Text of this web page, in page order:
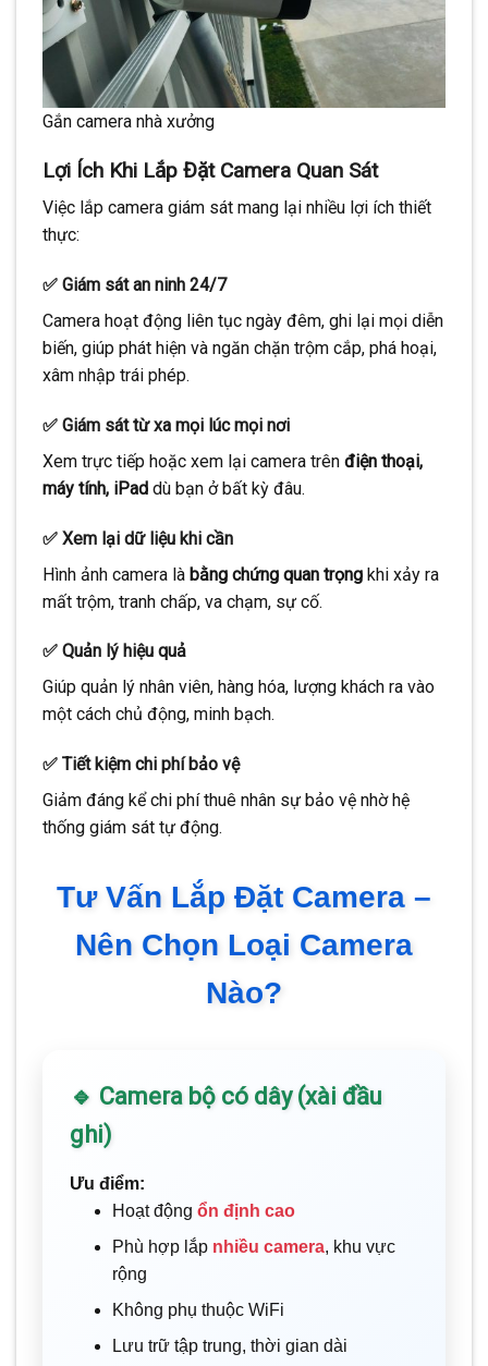
Gắn camera nhà xưởng
Lợi Ích Khi Lắp Đặt Camera Quan Sát
Việc lắp camera giám sát mang lại nhiều lợi ích thiết
thực:
✅ Giám sát an ninh 24/7
Camera hoạt động liên tục ngày đêm, ghi lại mọi diễn
biến, giúp phát hiện và ngăn chặn trộm cắp, phá hoại,
xâm nhập trái phép.
✅ Giám sát từ xa mọi lúc mọi nơi
Xem trực tiếp hoặc xem lại camera trên điện thoại,
máy tính, iPad dù bạn ở bất kỳ đâu.
✅ Xem lại dữ liệu khi cần
Hình ảnh camera là bằng chứng quan trọng khi xảy ra
mất trộm, tranh chấp, va chạm, sự cố.
✅ Quản lý hiệu quả
Giúp quản lý nhân viên, hàng hóa, lượng khách ra vào
một cách chủ động, minh bạch.
✅ Tiết kiệm chi phí bảo vệ
Giảm đáng kể chi phí thuê nhân sự bảo vệ nhờ hệ
thống giám sát tự động.
Tư Vấn Lắp Đặt Camera –
Nên Chọn Loại Camera
Nào?
🔹 Camera bộ có dây (xài đầu
ghi)
Ưu điểm:
Hoạt động ổn định cao
Phù hợp lắp nhiều camera, khu vực
rộng
Không phụ thuộc WiFi
Lưu trữ tập trung, thời gian dài